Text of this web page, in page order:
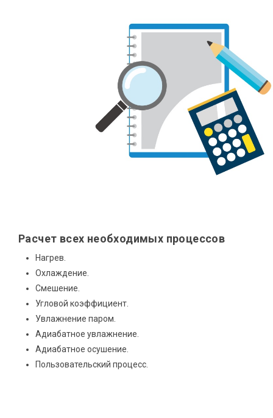
Расчет всех необходимых процессов
Нагрев.
Охлаждение.
Смешение.
Угловой коэффициент.
Увлажнение паром.
Адиабатное увлажнение.
Адиабатное осушение.
Пользовательский процесс.